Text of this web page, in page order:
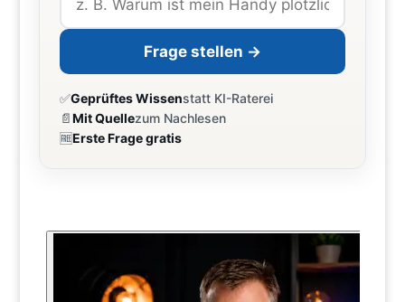
Frage stellen →
✅Geprüftes Wissenstatt KI-Raterei
📄Mit Quellezum Nachlesen
🆓Erste Frage gratis